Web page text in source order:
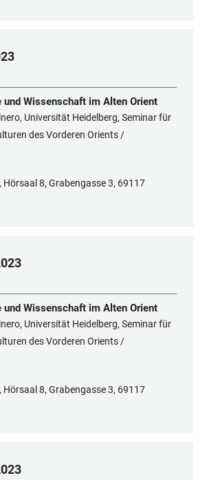
und Wissenschaft im Alten Orient
Universität Heidelberg, Seminar für
des Vorderen Orients /
Hörsaal 8, Grabengasse 3, 69117
und Wissenschaft im Alten Orient
Universität Heidelberg, Seminar für
des Vorderen Orients /
Hörsaal 8, Grabengasse 3, 69117